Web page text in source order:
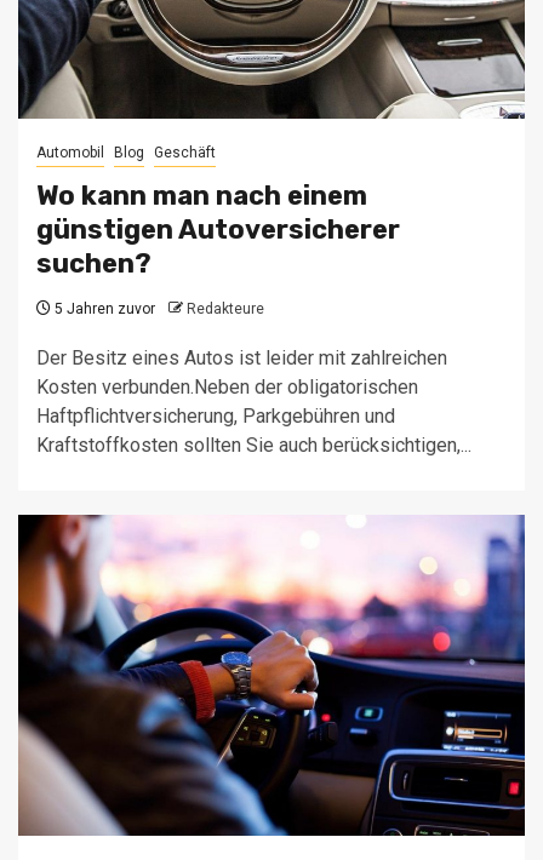
Automobil Blog Geschäft
Wo kann man nach einem
günstigen Autoversicherer
suchen?
5 Jahren zuvor Redakteure
Der Besitz eines Autos ist leider mit zahlreichen
Kosten verbunden.Neben der obligatorischen
Haftpflichtversicherung, Parkgebühren und
Kraftstoffkosten sollten Sie auch berücksichtigen,...